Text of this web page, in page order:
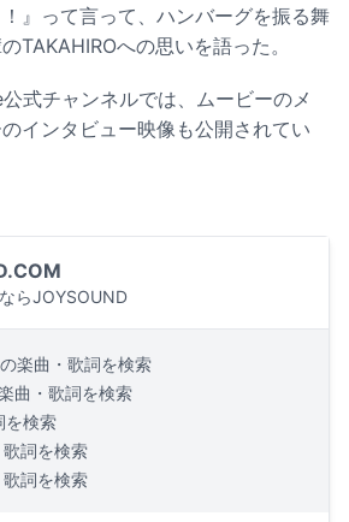
』って言って、ハンバーグを振る舞
TAKAHIROへの思いを語った。
式チャンネルでは、ムービーのメ
インタビュー映像も公開されてい
らJOYSOUND
の楽曲・歌詞を検索
曲・歌詞を検索
を検索
詞を検索
詞を検索